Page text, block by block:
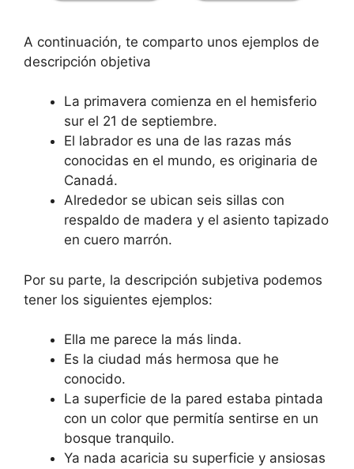
A continuación, te comparto unos ejemplos de
descripción objetiva
La primavera comienza en el hemisferio
sur el 21 de septiembre.
El labrador es una de las razas más
conocidas en el mundo, es originaria de
Canadá.
Alrededor se ubican seis sillas con
respaldo de madera y el asiento tapizado
en cuero marrón.
Por su parte, la descripción subjetiva podemos
tener los siguientes ejemplos:
Ella me parece la más linda.
Es la ciudad más hermosa que he
conocido.
La superficie de la pared estaba pintada
con un color que permitía sentirse en un
bosque tranquilo.
Ya nada acaricia su superficie y ansiosas